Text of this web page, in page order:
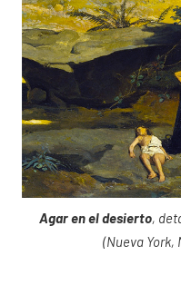
Agar en el desierto,
(Nueva York,